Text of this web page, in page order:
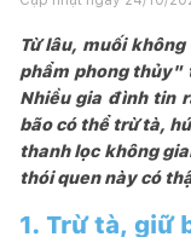
Từ lâu, muối
phẩm phong thủy"
Nhiều gia đình tin
bão có thể trừ tà,
thanh lọc không
thói quen này có
1. Trừ tà, giữ